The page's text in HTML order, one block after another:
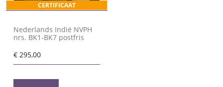
CERTIFICAAT
Nederlands Indië NVPH
nrs. BK1-BK7 postfris
€ 295,00